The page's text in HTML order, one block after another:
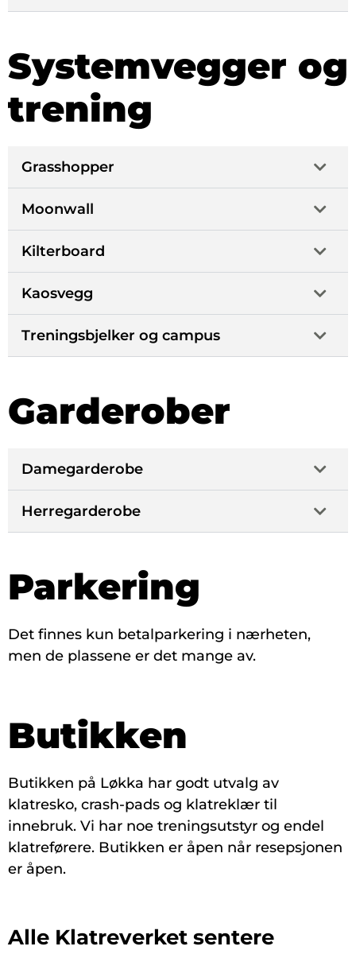
Systemvegger og
trening
Grasshopper
Moonwall
Kilterboard
Kaosvegg
Treningsbjelker og campus
Garderober
Damegarderobe
Herregarderobe
Parkering
Det finnes kun betalparkering i nærheten,
men de plassene er det mange av.
Butikken
Butikken på Løkka har godt utvalg av
klatresko, crash-pads og klatreklær til
innebruk. Vi har noe treningsutstyr og endel
klatreførere. Butikken er åpen når resepsjonen
er åpen.
Alle Klatreverket sentere